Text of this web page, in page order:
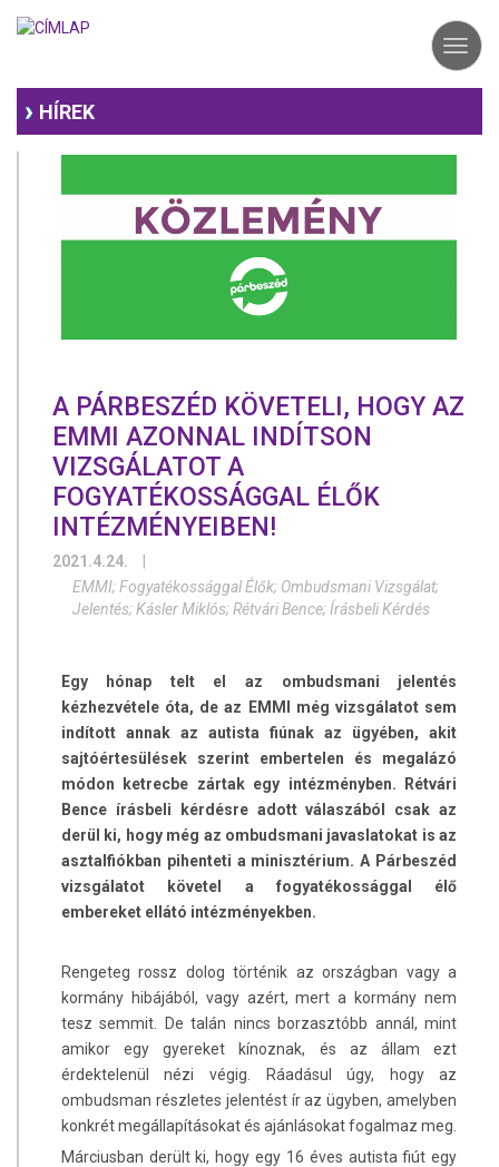
HÍREK
A PÁRBESZÉD KÖVETELI, HOGY AZ
EMMI AZONNAL INDÍTSON
VIZSGÁLATOT A
FOGYATÉKOSSÁGGAL ÉLŐK
INTÉZMÉNYEIBEN!
2021.4.24.
EMMI; Fogyatékossággal Élők; Ombudsmani Vizsgálat;
Jelentés; Kásler Miklós; Rétvári Bence; Írásbeli Kérdés
Egy hónap telt el az ombudsmani jelentés
kézhezvétele óta, de az EMMI még vizsgálatot sem
indított annak az autista fiúnak az ügyében, akit
sajtóértesülések szerint embertelen és megalázó
módon ketrecbe zártak egy intézményben. Rétvári
Bence írásbeli kérdésre adott válaszából csak az
derül ki, hogy még az ombudsmani javaslatokat is az
asztalfiókban pihenteti a minisztérium. A Párbeszéd
vizsgálatot követel a fogyatékossággal élő
embereket ellátó intézményekben.
Rengeteg rossz dolog történik az országban vagy a
kormány hibájából, vagy azért, mert a kormány nem
tesz semmit. De talán nincs borzasztóbb annál, mint
amikor egy gyereket kínoznak, és az állam ezt
érdektelenül nézi végig. Ráadásul úgy, hogy az
ombudsman részletes jelentést ír az ügyben, amelyben
konkrét megállapításokat és ajánlásokat fogalmaz meg.
Márciusban derült ki, hogy egy 16 éves autista fiút egy